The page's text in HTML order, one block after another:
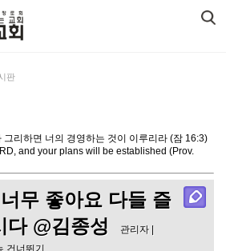
판
그리하면 너의 경영하는 것이 이루리라 (잠 16:3)
and your plans will be established (Prov.
무 좋아요 다들 즐
다 @김종성
관리자 |
건너뛰기